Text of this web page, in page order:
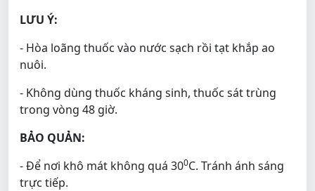
LƯU Ý:
- Hòa loãng thuốc vào nước sạch rồi tạt khắp ao
nuôi.
- Không dùng thuốc kháng sinh, thuốc sát trùng
trong vòng 48 giờ.
BẢO QUẢN:
- Để nơi khô mát không quá 300C. Tránh ánh sáng
trực tiếp.